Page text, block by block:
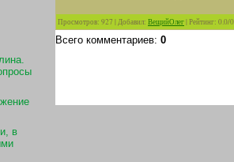
в
Просмотров: 927 |Добавил: ВещийОлег|Рейтинг: 0.0/0
Всего комментариев: 0